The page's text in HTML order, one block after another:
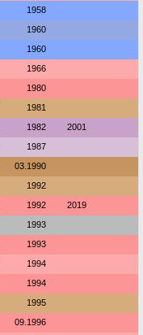
1958
1960
1960
1966
1980
1981
1982 2001
1987
03.1990
1992
1992 2019
1993
1993
1994
1994
1995
09.1996